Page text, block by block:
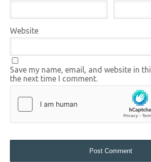
Website
Save my name, email, and website in
the next time I comment.